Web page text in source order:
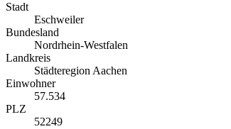
Stadt
Eschweiler
Bundesland
Nordrhein-Westfalen
Landkreis
Städteregion Aachen
Einwohner
57.534
PLZ
52249